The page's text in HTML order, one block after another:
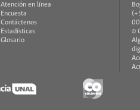
Atención en línea
Encuesta
Contáctenos
Estadísticas
Glosario
©